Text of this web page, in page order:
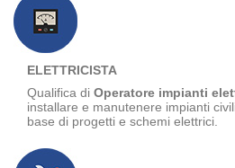
ELETTRICISTA
Qualifica di Operatore impianti
installare e manutenere impianti
base di progetti e schemi elettrici.